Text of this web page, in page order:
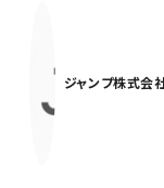
ジャンプ株式会